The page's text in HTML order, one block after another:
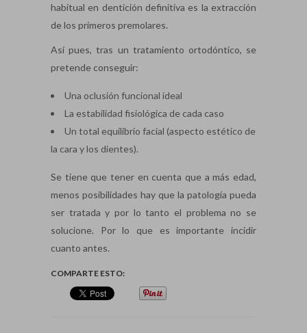
habitual en dentición definitiva es la extracción
de los primeros premolares.
Así pues, tras un tratamiento ortodóntico, se
pretende conseguir:
Una oclusión funcional ideal
La estabilidad fisiológica de cada caso
Un total equilibrio facial (aspecto estético de
la cara y los dientes).
Se tiene que tener en cuenta que a más edad,
menos posibilidades hay que la patología pueda
ser tratada y por lo tanto el problema no se
solucione. Por lo que es importante incidir
cuanto antes.
COMPARTE ESTO: